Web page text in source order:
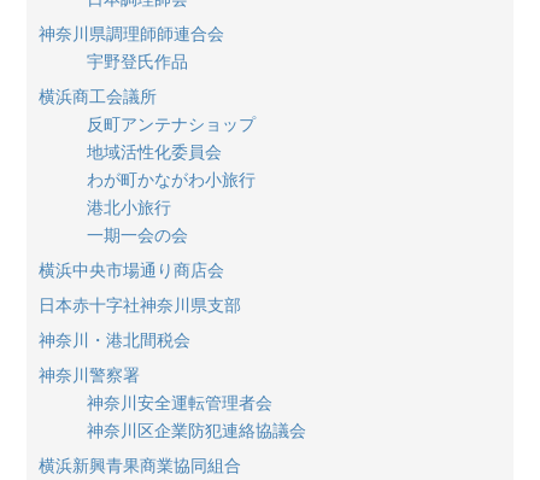
神奈川県調理師師連合会
宇野登氏作品
横浜商工会議所
反町アンテナショップ
地域活性化委員会
わが町かながわ小旅行
港北小旅行
一期一会の会
横浜中央市場通り商店会
日本赤十字社神奈川県支部
神奈川・港北間税会
神奈川警察署
神奈川安全運転管理者会
神奈川区企業防犯連絡協議会
横浜新興青果商業協同組合